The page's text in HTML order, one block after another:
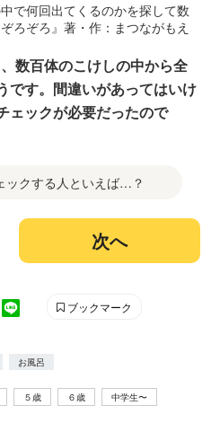
で何回出てくるのかを探して数
ろぞろ』著・作：まつながもえ
数百体のこけしの中から全
です。間違いがあってはいけ
ェックが必要だったので
ックする人といえば…？
次へ
ブックマーク
お風呂
５歳 ６歳
中学生〜